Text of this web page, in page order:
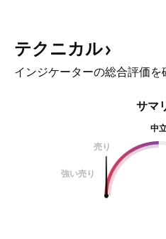
テクニカル
インジケーターの総合評価を
サマ
中
売り
強い売り